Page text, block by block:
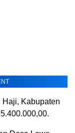
Haji, Kabupaten